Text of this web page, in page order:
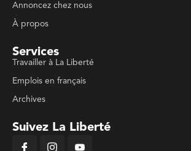
Annoncez chez nous
À propos
Services
Travailler à La Liberté
Emplois en français
Archives
Suivez La Liberté